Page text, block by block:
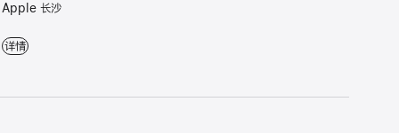
Apple 长沙
轻松入门：iPad - 13:30 - 14:30 - Apple 长沙
详情